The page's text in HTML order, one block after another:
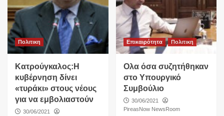
Πολιτικη
Κατρούγκαλος:Η
κυβέρνηση δίνει
«τυράκι» στους νέους
για να εμβολιαστούν
30/06/2021
Επικαιρότητα Πολιτικη
Ολα όσα συζητήθηκαν
στο Υπουργικό
Συμβούλιο
30/06/2021
PireasNow NewsRoom